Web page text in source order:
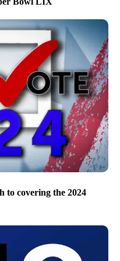
to covering the 2024